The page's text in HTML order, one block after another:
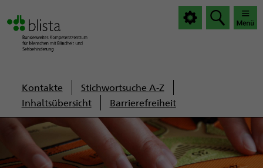
Servicenavigation
Kontakte
Stichwortsuche A-Z
Inhaltsübersicht
Barrierefreiheit